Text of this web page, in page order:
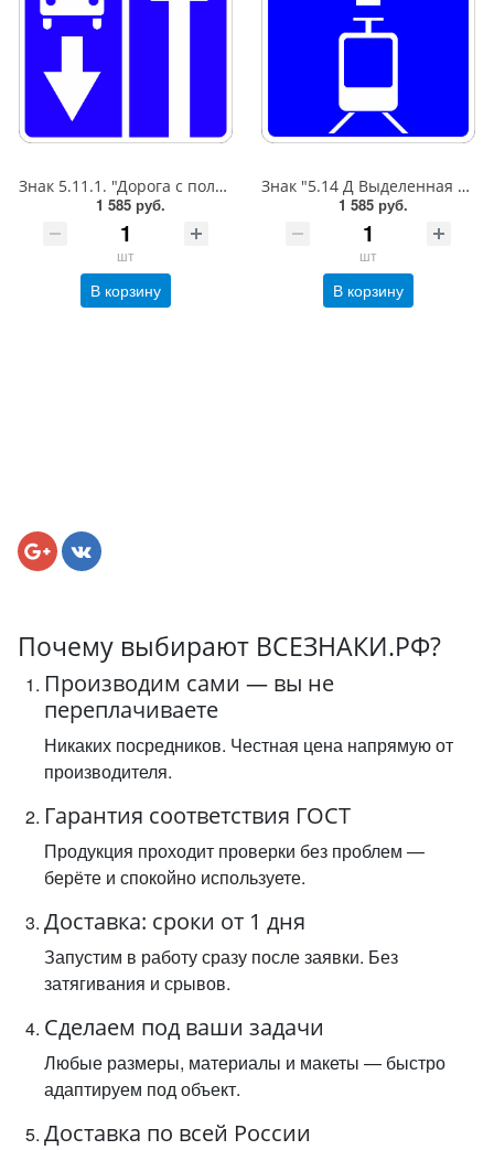
Знак 5.11.1. "Дорога с полосой для маршрутных транспортных средств",B=600,Тип А Коммерческая (3 года),металл 0.8 мм
1 585 руб.
шт
В корзину
Знак "5.14 Д Выделенная трамвайная полоса",B=600,Тип А Коммерческая (3 года),металл 0.8 мм
1 585 руб.
шт
В корзину
Почему выбирают ВСЕЗНАКИ.РФ?
Производим сами — вы не
переплачиваете
Никаких посредников. Честная цена напрямую от
производителя.
Гарантия соответствия ГОСТ
Продукция проходит проверки без проблем —
берёте и спокойно используете.
Доставка: сроки от 1 дня
Запустим в работу сразу после заявки. Без
затягивания и срывов.
Сделаем под ваши задачи
Любые размеры, материалы и макеты — быстро
адаптируем под объект.
Доставка по всей России